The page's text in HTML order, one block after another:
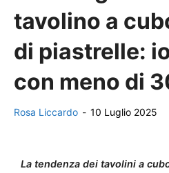
tavolino a
di piastrelle:
con meno di
Rosa Liccardo - 10 Luglio 2025
La tendenza dei tavolini a